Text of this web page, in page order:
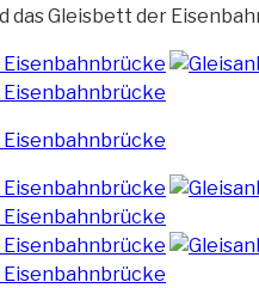
das Gleisbett der